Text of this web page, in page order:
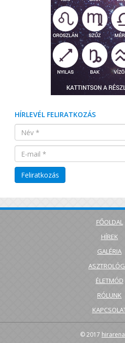
HÍRLEVÉL FELIRATKOZÁS
FŐOLDAL
HÍREK
GALÉRIA
ÉLETMÓD
RÓLUNK
© 2017